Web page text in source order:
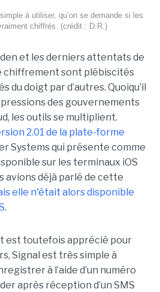
à utiliser, qu’on se demande si les
chiffrés. (crédit : D.R.)
et les derniers attentats de
chiffrement sont plébiscités
du doigt par d’autres. Quoiqu’il
des gouvernements
les outils se multiplient.
2.01 de la plate-forme
Systems qui présente comme
sur les terminaux iOS
avions déjà parlé de cette
elle n'était alors disponible
.
est toutefois apprécié pour
Signal est très simple à
à l’aide d’un numéro
après réception d’un SMS